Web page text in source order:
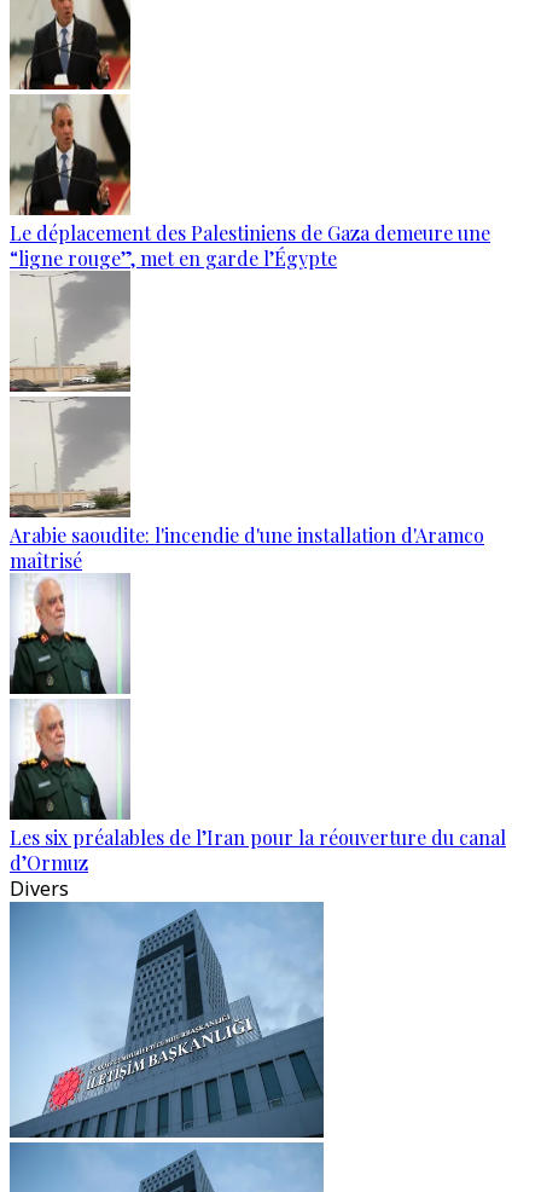
Le déplacement des Palestiniens de Gaza demeure une
“ligne rouge”, met en garde l’Égypte
Arabie saoudite: l'incendie d'une installation d'Aramco
maîtrisé
Les six préalables de l’Iran pour la réouverture du canal
d’Ormuz
Divers